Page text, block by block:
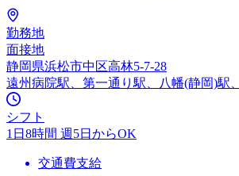
勤務地
面接地
静岡県浜松市中区高林5-7-28
遠州病院駅、第一通り駅、八幡(静岡)駅
シフト
1日8時間 週5日からOK
交通費支給